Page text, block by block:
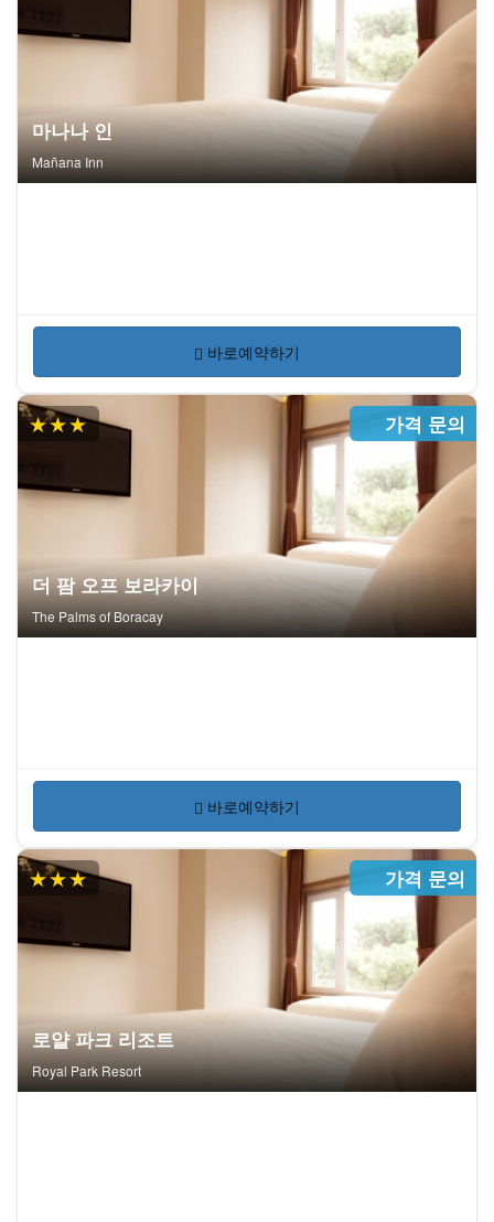
마나나 인
Mañana Inn
바로예약하기
★★★ 가격 문의
더 팜 오프 보라카이
The Palms of Boracay
바로예약하기
★★★ 가격 문의
로얄 파크 리조트
Royal Park Resort